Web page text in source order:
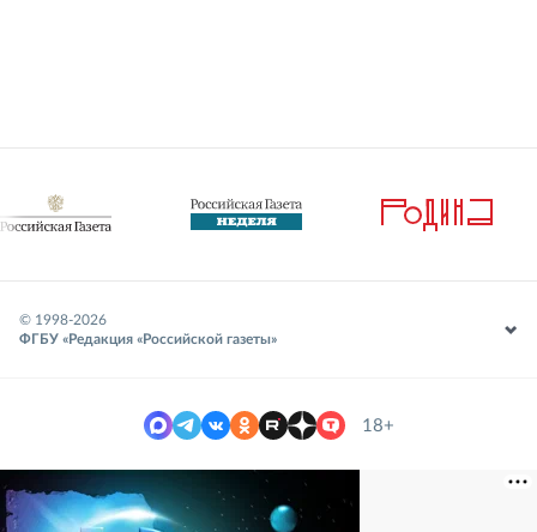
© 1998-2026
ФГБУ «Редакция «Российской газеты»
18+